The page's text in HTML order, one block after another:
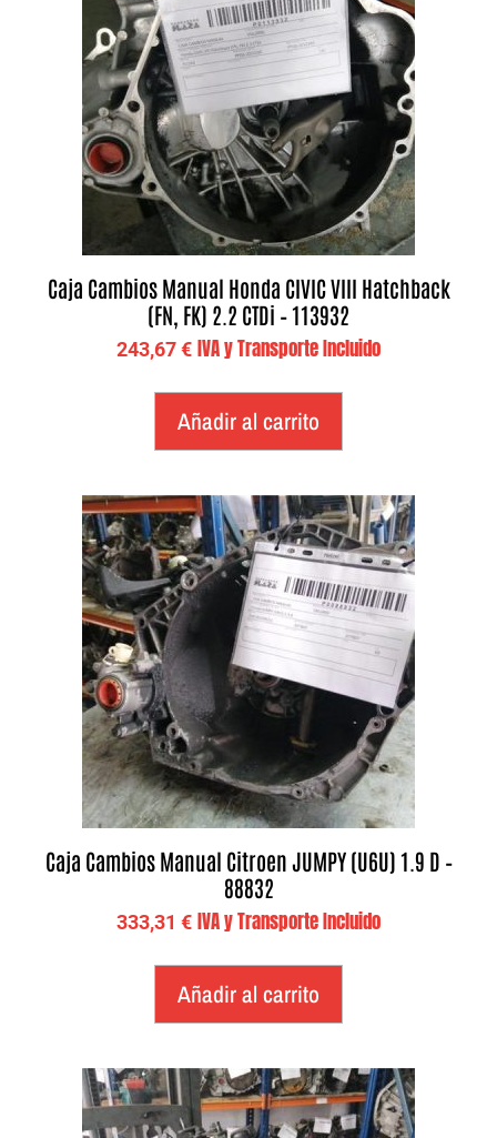
Caja Cambios Manual Honda CIVIC VIII Hatchback
(FN, FK) 2.2 CTDi – 113932
243,67€ IVA y Transporte Incluido
Añadir al carrito
Caja Cambios Manual Citroen JUMPY (U6U) 1.9 D –
88832
333,31 € IVA y Transporte Incluido
Añadir al carrito